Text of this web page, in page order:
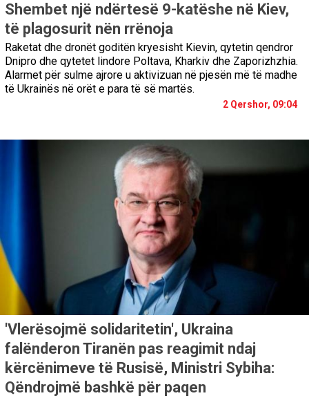
Shembet një ndërtesë 9-katëshe në Kiev,
të plagosurit nën rrënoja
Raketat dhe dronët goditën kryesisht Kievin, qytetin qendror
Dnipro dhe qytetet lindore Poltava, Kharkiv dhe Zaporizhzhia.
Alarmet për sulme ajrore u aktivizuan në pjesën më të madhe
të Ukrainës në orët e para të së martës.
2 Qershor, 09:04
'Vlerësojmë solidaritetin', Ukraina
falënderon Tiranën pas reagimit ndaj
kërcënimeve të Rusisë, Ministri Sybiha:
Qëndrojmë bashkë për paqen